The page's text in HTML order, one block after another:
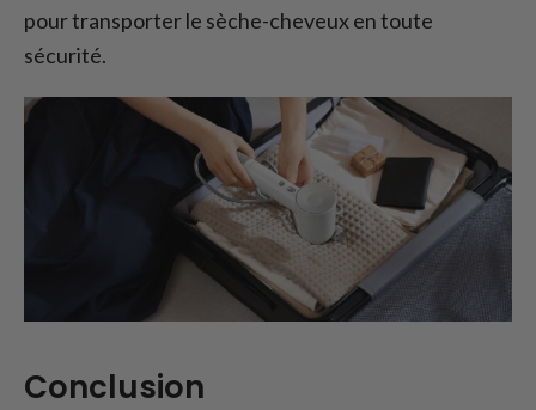
pour transporter le sèche-cheveux en toute
sécurité.
Conclusion